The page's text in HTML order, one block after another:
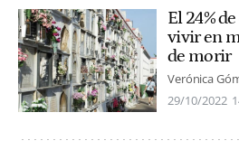
El 24%
vivir en
de morir
Verónica
29/10/2022